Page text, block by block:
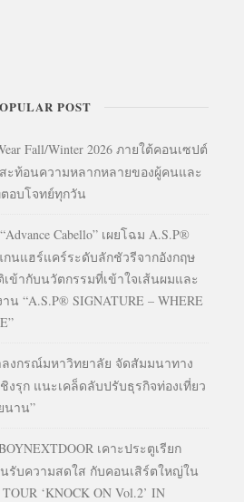
POST
Fall/Winter 2026 ภายใต้คอนเซปต์
สะท้อนความหลากหลายของผู้คนและ
อบโจทย์ทุกวัน
Cabello” เผยโฉม A.S.P®
กนแฮร์แคร์ระดับลักชัวรีจากอังกฤษ
ข้ากับนวัตกรรมที่เข้าใจเส้นผมและ
“A.S.P® SIGNATURE – WHERE
งกรณ์มหาวิทยาลัย จัดสัมมนาทาง
งรุก แนะเคล็ดลับปรับธุรกิจท่องเที่ยว
นาน”
เคาะประตูเรียก
นรับความสดใส กับคอนเสิร์ตใหญ่ใน
‘KNOCK ON Vol.2’ IN